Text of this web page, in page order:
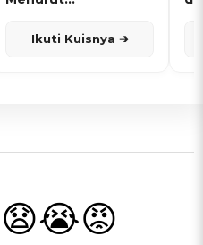
Ikuti Kuisnya ➔
😧😭😡